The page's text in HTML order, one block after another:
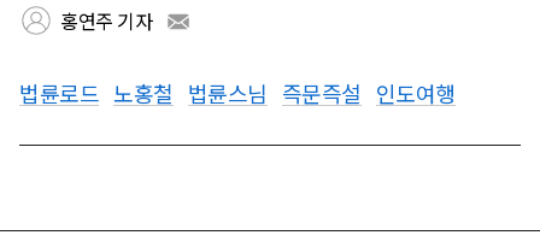
홍연주 기자
법륜로드 노홍철 법륜스님 즉문즉설 인도여행